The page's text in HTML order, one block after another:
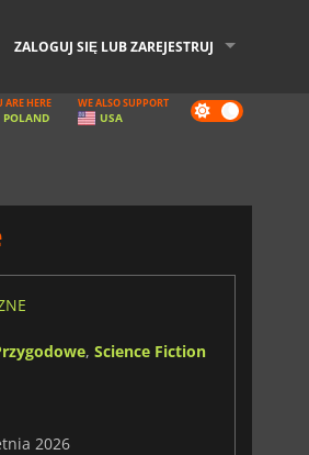
ZALOGUJ SIĘ LUB ZAREJESTRUJ
Dark
mode
ARE HERE
POLAND
WE ALSO SUPPORT
USA
, Science Fiction
2026